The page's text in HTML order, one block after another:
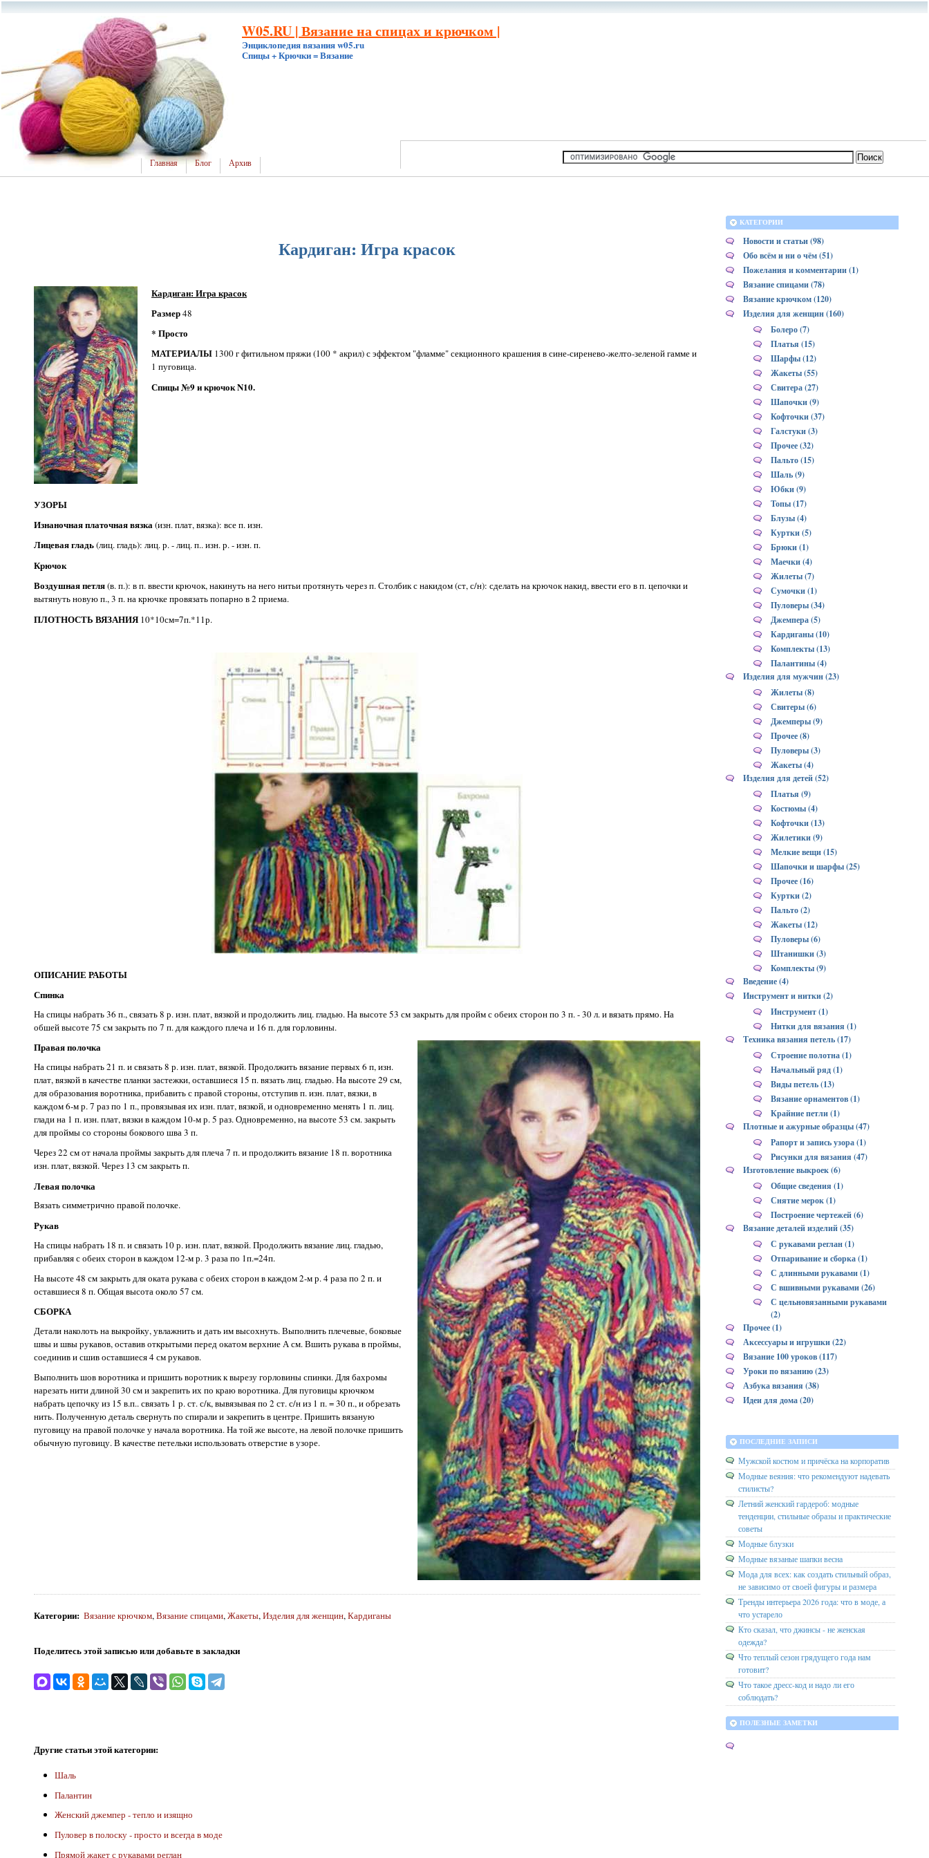
W05.RU | Вязание на спицах и крючком |
Энциклопедия вязания w05.ru
Спицы + Крючки = Вязание
Главная Блог Архив
Кардиган: Игра красок
Кардиган: Игра красок
Размер48
* Просто
МАТЕРИАЛЫ 1300 г фитильном пряжи (100 * акрил) с эффектом "фламме" секционного крашения в сине-сиренево-желто-зеленой гамме и
1 пуговица.
Спицы №9 и крючок N10.
УЗОРЫ
Изнаночная платочная вязка (изн. плат, вязка): все п. изн.
Лицевая гладь(лиц. гладь): лиц. р. - лиц. п.. изн. р. - изн. п.
Крючок
Воздушная петля(в. п.): в п. ввести крючок, накинуть на него нитьи протянуть через п. Столбик с накидом (ст, с/н): сделать на крючок накид, ввести его в п. цепочки и
вытянуть новую п., 3 п. на крючке провязать попарно в 2 приема.
ПЛОТНОСТЬ ВЯЗАНИЯ 10*10см=7п.*11р.
ОПИСАНИЕ РАБОТЫ
Спинка
На спицы набрать 36 п., связать 8 р. изн. плат, вязкой и продолжить лиц. гладью. На высоте 53 см закрыть для пройм с обеих сторон по 3 п. - 30 л. и вязать прямо. На
обшей высоте 75 см закрыть по 7 п. для каждого плеча и 16 п. для горловины.
Правая полочка
На спицы набрать 21 п. и связать 8 р. изн. плат, вязкой. Продолжить вязание первых 6 п, изн.
плат, вязкой в качестве планки застежки, оставшиеся 15 п. вязать лиц. гладью. На высоте 29 см,
для образования воротника, прибавить с правой стороны, отступив п. изн. плат, вязки, в
каждом 6-м р. 7 раз по 1 п., провязывая их изн. плат, вязкой, и одновременно менять 1 п. лиц.
глади на 1 п. изн. плат, вязки в каждом 10-м р. 5 раз. Одновременно, на высоте 53 см. закрыть
для проймы со стороны бокового шва 3 п.
Через 22 см от начала проймы закрыть для плеча 7 п. и продолжить вязание 18 п. воротника
изн. плат, вязкой. Через 13 см закрыть п.
Левая полочка
Вязать симметрично правой полочке.
Рукав
На спицы набрать 18 п. и связать 10 р. изн. плат, вязкой. Продолжить вязание лиц. гладью,
прибавляя с обеих сторон в каждом 12-м р. 3 раза по 1п.=24п.
На высоте 48 см закрыть для оката рукава с обеих сторон в каждом 2-м р. 4 раза по 2 п. и
оставшиеся 8 п. Общая высота около 57 см.
СБОРКА
Детали наколоть на выкройку, увлажнить и дать им высохнуть. Выполнить плечевые, боковые
швы и швы рукавов, оставив открытыми перед окатом верхние А см. Вшить рукава в проймы,
соединив и сшив оставшиеся 4 см рукавов.
Выполнить шов воротника и пришить воротник к вырезу горловины спинки. Для бахромы
нарезать нити длиной 30 см и закрепить их по краю воротника. Для пуговицы крючком
набрать цепочку из 15 в.п.. связать 1 р. ст. с/к, вывязывая по 2 ст. с/н из 1 п. = 30 п., и обрезать
нить. Полученную деталь свернуть по спирали и закрепить в центре. Пришить вязаную
пуговицу на правой полочке у начала воротника. На той же высоте, на левой полочке пришить
обычную пуговицу. В качестве петельки использовать отверстие в узоре.
Категории: Вязание крючком,Вязание спицами,Жакеты,Изделия для женщин,Кардиганы
Поделитесь этой записью или добавьте в закладки
Другие статьи этой категории:
Шаль
Палантин
Женский джемпер - тепло и изящно
Пуловер в полоску - просто и всегда в моде
Прямой жакет с рукавами реглан
КАТЕГОРИИ
Новости и статьи (98)
Обо всём и ни о чём (51)
Пожелания и комментарии (1)
Вязание спицами (78)
Вязание крючком (120)
Изделия для женщин (160)
Болеро (7)
Платья (15)
Шарфы (12)
Жакеты (55)
Свитера (27)
Шапочки (9)
Кофточки (37)
Галстуки (3)
Прочее (32)
Пальто (15)
Шаль (9)
Юбки (9)
Топы (17)
Блузы (4)
Куртки (5)
Брюки (1)
Маечки (4)
Жилеты (7)
Сумочки (1)
Пуловеры (34)
Джемпера (5)
Кардиганы (10)
Комплекты (13)
Палантины (4)
Изделия для мужчин (23)
Жилеты (8)
Свитеры (6)
Джемперы (9)
Прочее (8)
Пуловеры (3)
Жакеты (4)
Изделия для детей (52)
Платья (9)
Костюмы (4)
Кофточки (13)
Жилетики (9)
Мелкие вещи (15)
Шапочки и шарфы (25)
Прочее (16)
Куртки (2)
Пальто (2)
Жакеты (12)
Пуловеры (6)
Штанишки (3)
Комплекты (9)
Введение (4)
Инструмент и нитки (2)
Инструмент (1)
Нитки для вязания (1)
Техника вязания петель (17)
Строение полотна (1)
Начальный ряд (1)
Виды петель (13)
Вязание орнаментов (1)
Крайние петли (1)
Плотные и ажурные образцы (47)
Рапорт и запись узора (1)
Рисунки для вязания (47)
Изготовление выкроек (6)
Общие сведения (1)
Снятие мерок (1)
Построение чертежей (6)
Вязание деталей изделий (35)
С рукавами реглан (1)
Отпаривание и сборка (1)
С длинными рукавами (1)
С вшивными рукавами (26)
С цельновязанными рукавами
(2)
Прочее (1)
Аксессуары и игрушки (22)
Вязание 100 уроков (117)
Уроки по вязанию (23)
Азбука вязания (38)
Идеи для дома (20)
ПОСЛЕДНИЕ ЗАПИСИ
Мужской костюм и причёска на корпоратив
Модные веяния: что рекомендуют надевать
стилисты?
Летний женский гардероб: модные
тенденции, стильные образы и практические
советы
Модные блузки
Модные вязаные шапки весна
Мода для всех: как создать стильный образ,
не зависимо от своей фигуры и размера
Тренды интерьера 2026 года: что в моде, а
что устарело
Кто сказал, что джинсы - не женская
одежда?
Что теплый сезон грядущего года нам
готовит?
Что такое дресс-код и надо ли его
соблюдать?
ПОЛЕЗНЫЕ ЗАМЕТКИ